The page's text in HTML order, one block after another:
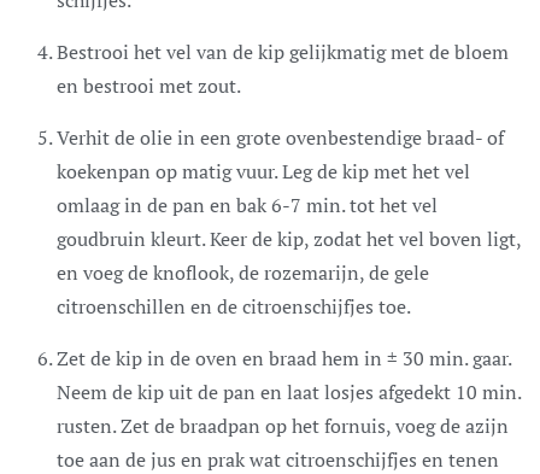
Bestrooi het vel van de kip gelijkmatig met de bloem
en bestrooi met zout.
Verhit de olie in een grote ovenbestendige braad- of
koekenpan op matig vuur. Leg de kip met het vel
omlaag in de pan en bak 6-7 min. tot het vel
goudbruin kleurt. Keer de kip, zodat het vel boven ligt,
en voeg de knoflook, de rozemarijn, de gele
citroenschillen en de citroenschijfjes toe.
Zet de kip in de oven en braad hem in ± 30 min. gaar.
Neem de kip uit de pan en laat losjes afgedekt 10 min.
rusten. Zet de braadpan op het fornuis, voeg de azijn
toe aan de jus en prak wat citroenschijfjes en tenen